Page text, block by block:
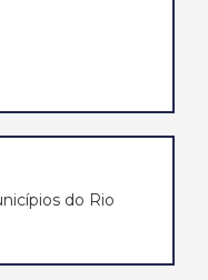
do Rio